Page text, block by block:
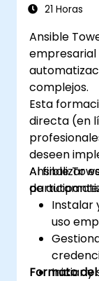
21 Horas
Ansible
complejos.
Esta
directa (en
deseen
Ansible
de
Al finalizar
Instalar
uso
Iniciar y
Formato